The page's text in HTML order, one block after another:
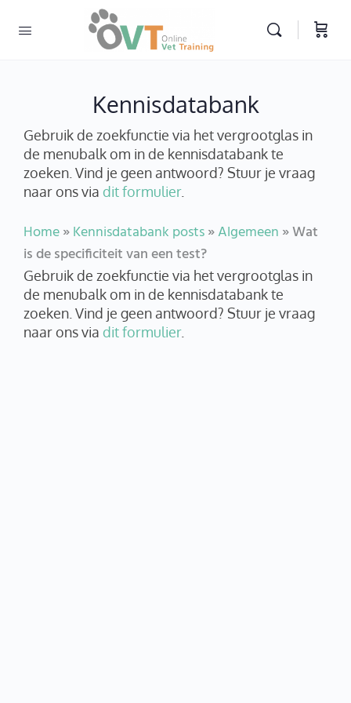
Kennisdatabank
Gebruik de zoekfunctie via het vergrootglas in
de menubalk om in de kennisdatabank te
zoeken. Vind je geen antwoord? Stuur je vraag
naar ons via dit formulier.
Home»Kennisdatabank posts»Algemeen »Wat
is de specificiteit van een test?
Gebruik de zoekfunctie via het vergrootglas in
de menubalk om in de kennisdatabank te
zoeken. Vind je geen antwoord? Stuur je vraag
naar ons via dit formulier.